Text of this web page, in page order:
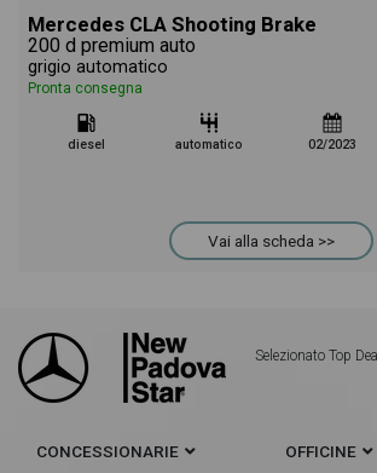
Mercedes CLA Shooting Brake
200 d premium auto
grigio automatico
Pronta consegna
diesel automatico 02/2023
Vai alla scheda >>
Selezionato Top
CONCESSIONARIE OFFICINE